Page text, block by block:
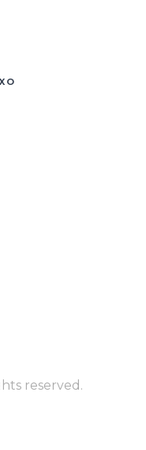
reserved.